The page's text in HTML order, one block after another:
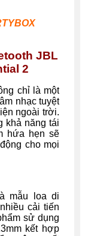
JBL
2
chỉ là một
nhạc tuyệt
ngoài trời.
khả năng tái
hứa hẹn sẽ
cho mọi
mẫu loa di
cải tiến
sử dụng
kết hợp